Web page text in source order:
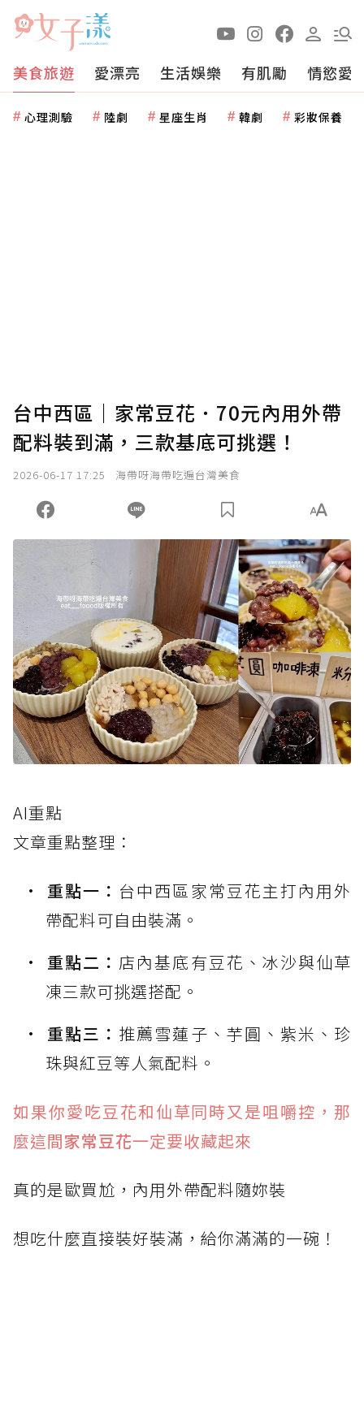
美食旅遊 愛漂亮 生活娛樂 有肌勵 情慾愛
心理測驗 陸劇 星座生肖 韓劇 彩妝保養
台中西區｜家常豆花．70元內用外帶
配料裝到滿，三款基底可挑選！
2026-06-17 17:25 海帶呀海帶吃遍台灣美食
AI重點
文章重點整理：
重點一： 台中西區家常豆花主打內用外
帶配料可自由裝滿。
重點二： 店內基底有豆花、冰沙與仙草
凍三款可挑選搭配。
重點三： 推薦雪蓮子、芋圓、紫米、珍
珠與紅豆等人氣配料。
如果你愛吃豆花和仙草同時又是咀嚼控，那
麼這間家常豆花一定要收藏起來
真的是歐買尬，內用外帶配料隨妳裝
想吃什麼直接裝好裝滿，給你滿滿的一碗！